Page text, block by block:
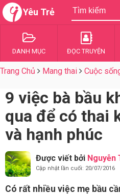
Yêu Trẻ
DANH MỤC ĐỌC TRUYỆN
Trang Chủ Mang thai Cuộc
9 việc bà bầu
qua để có thai
và hạnh phúc
Được viết bởi Nguyễn
Cập nhật lần cuối: 20/07/2016
Có rất nhiều việc mẹ bầu